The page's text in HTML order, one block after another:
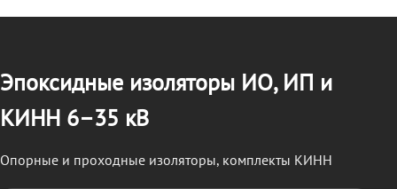
Эпоксидные изоляторы ИО, ИП и
КИНН 6–35 кВ
Опорные и проходные изоляторы, комплекты КИНН